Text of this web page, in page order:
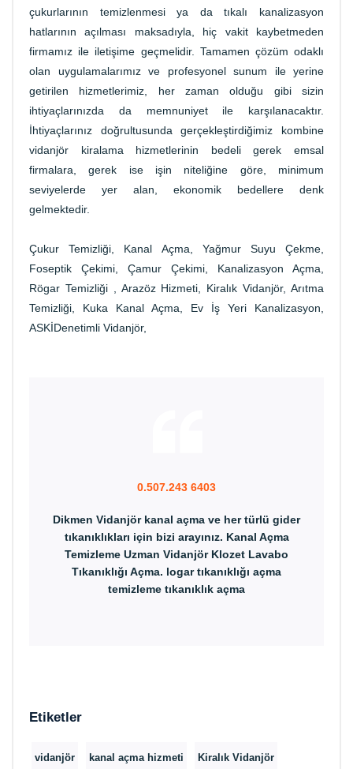
çukurlarının temizlenmesi ya da tıkalı kanalizasyon
hatlarının açılması maksadıyla, hiç vakit kaybetmeden
firmamız ile iletişime geçmelidir. Tamamen çözüm odaklı
olan uygulamalarımız ve profesyonel sunum ile yerine
getirilen hizmetlerimiz, her zaman olduğu gibi sizin
ihtiyaçlarınızda da memnuniyet ile karşılanacaktır.
İhtiyaçlarınız doğrultusunda gerçekleştirdiğimiz kombine
vidanjör kiralama hizmetlerinin bedeli gerek emsal
firmalara, gerek ise işin niteliğine göre, minimum
seviyelerde yer alan, ekonomik bedellere denk
gelmektedir.
Çukur Temizliği, Kanal Açma, Yağmur Suyu Çekme,
Foseptik Çekimi, Çamur Çekimi, Kanalizasyon Açma,
Rögar Temizliği , Arazöz Hizmeti, Kiralık Vidanjör, Arıtma
Temizliği, Kuka Kanal Açma, Ev İş Yeri Kanalizasyon,
ASKİDenetimli Vidanjör,
0.507.243 6403
Dikmen Vidanjör kanal açma ve her türlü gider
tıkanıklıkları için bizi arayınız. Kanal Açma
Temizleme Uzman Vidanjör Klozet Lavabo
Tıkanıklığı Açma. logar tıkanıklığı açma
temizleme tıkanıklık açma
Etiketler
vidanjör kanal açma hizmeti Kiralık Vidanjör